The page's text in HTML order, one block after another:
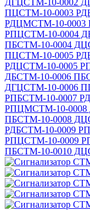
ПЦСТМ-10-0003
РДЦМСТМ-10-0003
РПЦСТМ-10-0004
ПБСТМ-10-0004 ДЦ
ПЦСТМ-10-0005
РДЦСТМ-10-0005
ДБСТМ-10-0006 ПБ
ДГЦСТМ-10-0006
РПБСТМ-10-0007
РПЦМСТМ-10-0008
ПБСТМ-10-0008 ДЦ
РДБСТМ-10-0009
РПЦСТМ-10-0009
ПБСТМ-10-0010 ДЦ